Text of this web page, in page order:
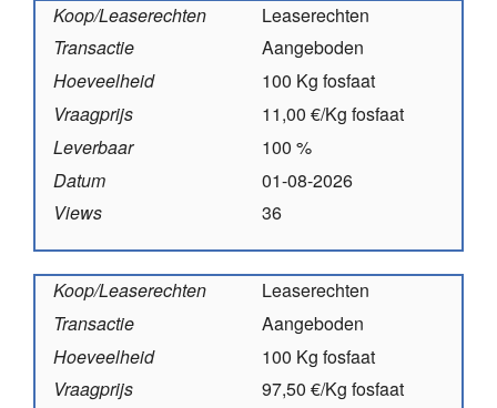
Koop/Leaserechten
Leaserechten
Transactie
Aangeboden
Hoeveelheid
100 Kg fosfaat
Vraagprijs
11,00 €/Kg fosfaat
Leverbaar
100 %
Datum
01-08-2026
Views
36
Koop/Leaserechten
Leaserechten
Transactie
Aangeboden
Hoeveelheid
100 Kg fosfaat
Vraagprijs
97,50 €/Kg fosfaat